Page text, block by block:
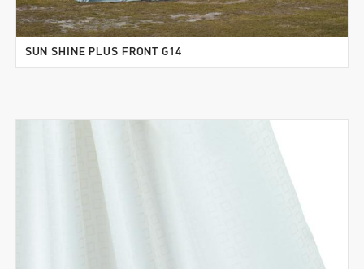
SUN SHINE PLUS FRONT G14